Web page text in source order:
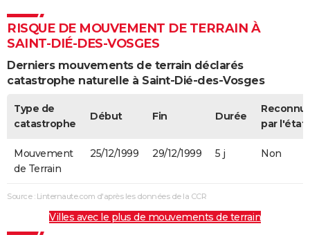
RISQUE DE MOUVEMENT DE TERRAIN À
SAINT-DIÉ-DES-VOSGES
Derniers mouvements de terrain déclarés
catastrophe naturelle à Saint-Dié-des-Vosges
Type de
catastrophe
Début Fin Durée
par l'état
Mouvement
de Terrain
25/12/1999 29/12/1999 5 j Non
Source : Linternaute.com d'après les données de la CCR
Villes avec le plus de mouvements de terrain